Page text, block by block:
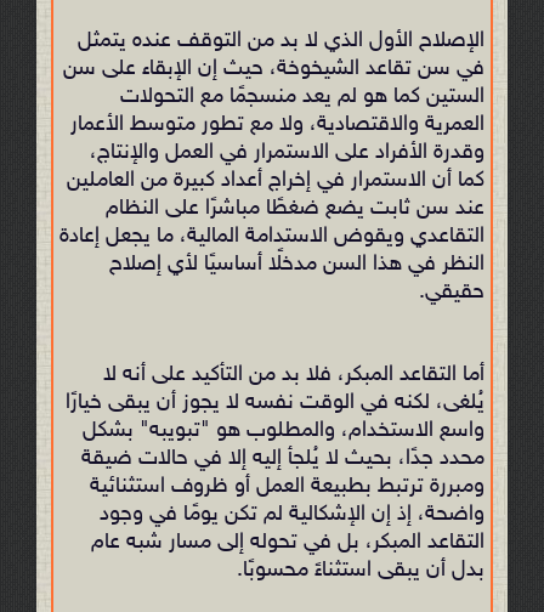
الإصلاح الأول الذي لا بد من التوقف عنده يتمثل
في سن تقاعد الشيخوخة، حيث إن الإبقاء على سن
الستين كما هو لم يعد منسجمًا مع التحولات
العمرية والاقتصادية، ولا مع تطور متوسط الأعمار
وقدرة الأفراد على الاستمرار في العمل والإنتاج،
كما أن الاستمرار في إخراج أعداد كبيرة من العاملين
عند سن ثابت يضع ضغطًا مباشرًا على النظام
التقاعدي ويقوض الاستدامة المالية، ما يجعل إعادة
النظر في هذا السن مدخلًا أساسيًا لأي إصلاح
حقيقي.
أما التقاعد المبكر، فلا بد من التأكيد على أنه لا
يُلغى، لكنه في الوقت نفسه لا يجوز أن يبقى خيارًا
واسع الاستخدام، والمطلوب هو "تبويبه" بشكل
محدد جدًا، بحيث لا يُلجأ إليه إلا في حالات ضيقة
ومبررة ترتبط بطبيعة العمل أو ظروف استثنائية
واضحة، إذ إن الإشكالية لم تكن يومًا في وجود
التقاعد المبكر، بل في تحوله إلى مسار شبه عام
بدل أن يبقى استثناءً محسوبًا.